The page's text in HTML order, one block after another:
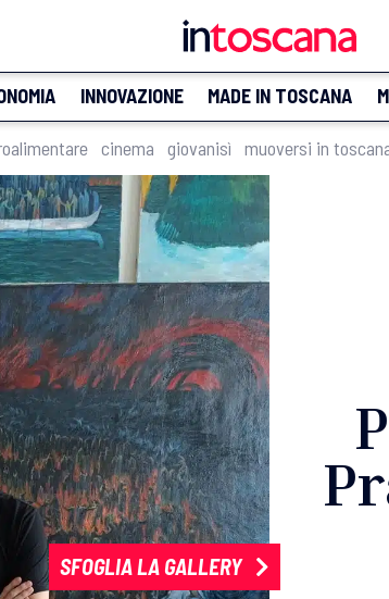
INNOVAZIONE MADE IN TOSCANA
cinema giovanisì muoversi in
SFOGLIA LA GALLERY